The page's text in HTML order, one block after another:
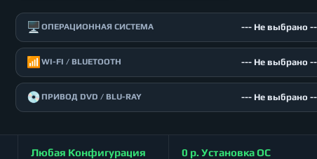
🖥️ ОПЕРАЦИОННАЯ СИСТЕМА --- Не выбрано
📶 WI-FI / BLUETOOTH --- Не выбрано
💿 ПРИВОД DVD / BLU-RAY --- Не выбрано
Любая Конфигурация 0 р. Установка ОС